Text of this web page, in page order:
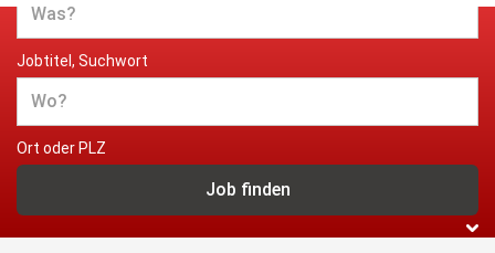
Jobtitel, Suchwort
Ort oder PLZ